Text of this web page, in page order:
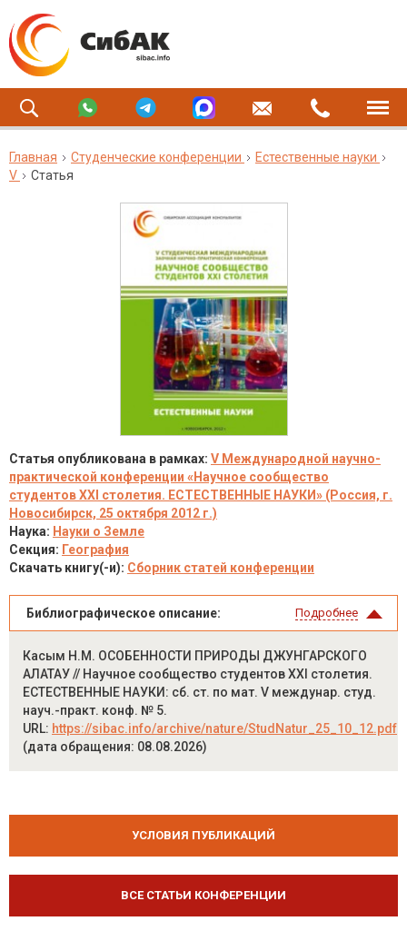
Главная Студенческие конференции
Естественные науки
V
Статья
Статья опубликована в рамках: V Международной научно-
практической конференции «Научное сообщество
студентов XXI столетия. ЕСТЕСТВЕННЫЕ НАУКИ» (Россия, г.
Новосибирск, 25 октября 2012 г.)
Наука: Науки о Земле
Секция: География
Скачать книгу(-и): Сборник статей конференции
Библиографическое описание: Подробнее
Касым Н.М. ОСОБЕННОСТИ ПРИРОДЫ ДЖУНГАРСКОГО
АЛАТАУ // Научное сообщество студентов XXI столетия.
ЕСТЕСТВЕННЫЕ НАУКИ: сб. ст. по мат. V междунар. студ.
науч.-практ. конф. № 5.
URL: https://sibac.info/archive/nature/StudNatur_25_10_12.pdf
(дата обращения: 08.08.2026)
УСЛОВИЯ ПУБЛИКАЦИЙ
ВСЕ СТАТЬИ КОНФЕРЕНЦИИ